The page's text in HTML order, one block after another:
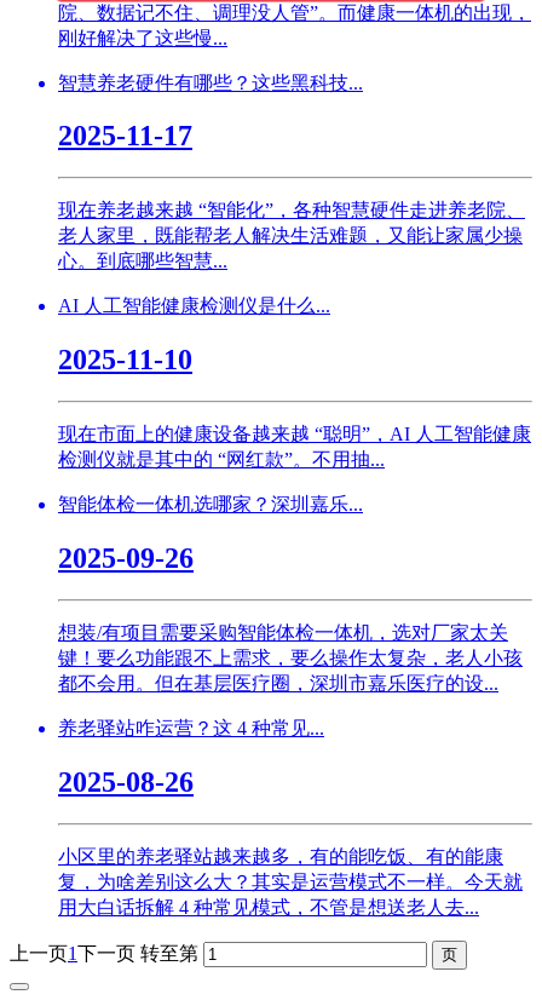
院、数据记不住、调理没人管”。而健康一体机的出现，
刚好解决了这些慢...
智慧养老硬件有哪些？这些黑科技...
2025-11-17
现在养老越来越 “智能化”，各种智慧硬件走进养老院、
老人家里，既能帮老人解决生活难题，又能让家属少操
心。到底哪些智慧...
AI 人工智能健康检测仪是什么...
2025-11-10
现在市面上的健康设备越来越 “聪明”，AI 人工智能健康
检测仪就是其中的 “网红款”。不用抽...
智能体检一体机选哪家？深圳嘉乐...
2025-09-26
想装/有项目需要采购智能体检一体机，选对厂家太关
键！要么功能跟不上需求，要么操作太复杂，老人小孩
都不会用。但在基层医疗圈，深圳市嘉乐医疗的设...
养老驿站咋运营？这 4 种常见...
2025-08-26
小区里的养老驿站越来越多，有的能吃饭、有的能康
复，为啥差别这么大？其实是运营模式不一样。今天就
用大白话拆解 4 种常见模式，不管是想送老人去...
上一页1下一页 转至第